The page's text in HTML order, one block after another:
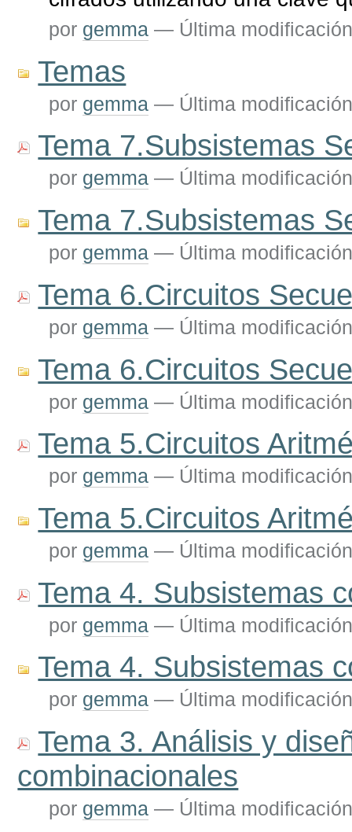
por gemma — Última
Temas
por gemma — Última
Tema 7.Subsistemas
por gemma — Última
Tema 7.Subsistemas
por gemma — Última
Tema 6.Circuitos
por gemma — Última
Tema 6.Circuitos
por gemma — Última
Tema 5.Circuitos
por gemma — Última
Tema 5.Circuitos
por gemma — Última
Tema 4. Subsistemas
por gemma — Última
Tema 4. Subsistemas
por gemma — Última
Tema 3. Análisis y
combinacionales
por gemma — Última